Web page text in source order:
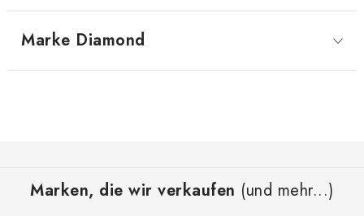
Marke Diamond
Marken, die wir verkaufen (und mehr...)